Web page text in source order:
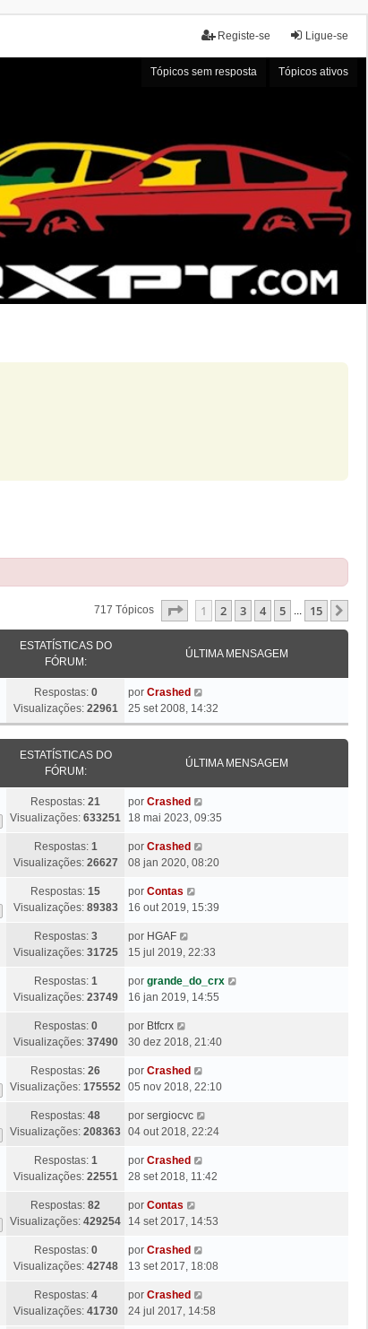
Ligue-se
Registe-se
Tópicos sem resposta Tópicos ativos
717 Tópicos Página1 De 15
1 2 3 4 5 ... 15
ESTATÍSTICAS DO
FÓRUM:
ÚLTIMA MENSAGEM
Respostas: 0
Visualizações: 22961
Ú
l
t
i
M
e
n
a
g
m
por Crashed
25 set 2008, 14:32
ESTATÍSTICAS DO
FÓRUM:
ÚLTIMA MENSAGEM
Respostas: 21
Visualizações: 633251
Ú
l
i
m
M
e
s
g
e
por Crashed
18 mai 2023, 09:35
Respostas: 1
Visualizações: 26627
Ú
l
i
m
M
e
s
g
e
por Crashed
08 jan 2020, 08:20
Respostas: 15
Visualizações: 89383
Ú
l
i
m
M
e
s
g
e
por Contas
16 out 2019, 15:39
Respostas: 3
Visualizações: 31725
Ú
l
i
m
M
e
s
g
e
por HGAF
15 jul 2019, 22:33
Respostas: 1
Visualizações: 23749
Ú
l
i
m
M
e
s
g
e
por grande_do_crx
16 jan 2019, 14:55
Respostas: 0
Visualizações: 37490
Ú
l
i
m
M
e
s
g
e
por Btfcrx
30 dez 2018, 21:40
Respostas: 26
Visualizações: 175552
Ú
l
i
m
M
e
s
g
e
por Crashed
05 nov 2018, 22:10
Respostas: 48
Visualizações: 208363
Ú
l
i
m
M
e
s
g
e
por sergiocvc
04 out 2018, 22:24
Respostas: 1
Visualizações: 22551
Ú
l
i
m
M
e
s
por Crashed
28 set 2018, 11:42
Respostas: 82
Visualizações: 429254
Ú
l
i
m
M
e
por Contas
14 set 2017, 14:53
Respostas: 0
Visualizações: 42748
Ú
l
i
m
por Crashed
13 set 2017, 18:08
Respostas: 4
Visualizações: 41730
Ú
l
por Crashed
24 jul 2017, 14:58